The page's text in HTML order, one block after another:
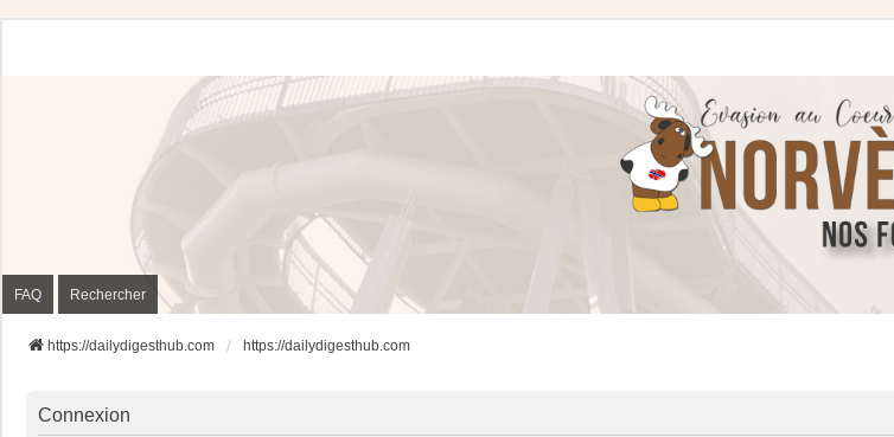
FAQ Rechercher
https://dailydigesthub.com https://dailydigesthub.com
Connexion